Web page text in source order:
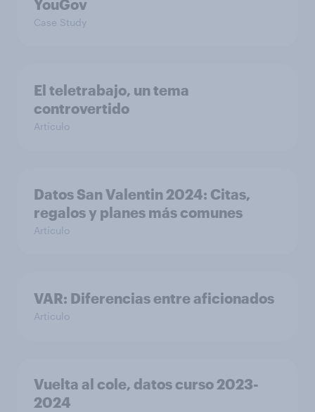
YouGov
Case Study
El teletrabajo, un tema
controvertido
Artículo
Datos San Valentin 2024: Citas,
regalos y planes más comunes
Artículo
VAR: Diferencias entre aficionados
Artículo
Vuelta al cole, datos curso 2023-
2024